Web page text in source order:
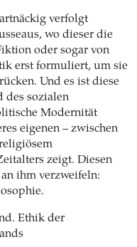
verfolgt
wo dieser die
oder sogar von
erst formuliert, um sie
Und es ist diese
des sozialen
Modernität
eigenen – zwischen
zeigt. Diesen
ihm verzweifeln:
Ethik der